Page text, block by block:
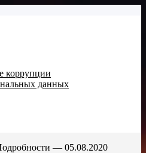
коррупции
данных
— 05.08.2020